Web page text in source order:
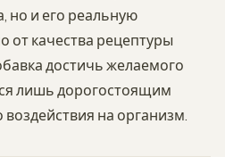
но и его реальную
от качества рецептуры
достичь желаемого
лишь дорогостоящим
на организм.